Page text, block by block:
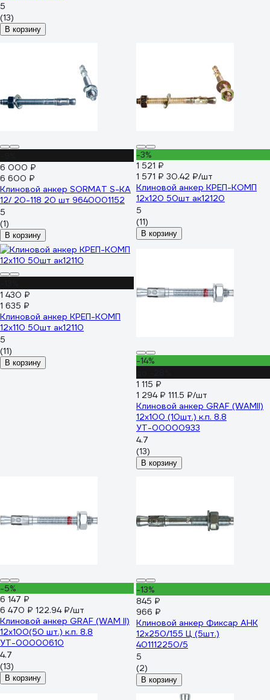
5
(13)
В корзину
6 000 ₽
6 600 ₽
Клиновой анкер SORMAT S-KA
12/ 20-118 20 шт 9640001152
5
(1)
В корзину
-3%
1 521 ₽
1 571 ₽ 30.42 ₽/шт
Клиновой анкер КРЕП-КОМП
12х120 50шт ак12120
5
(11)
В корзину
1 430 ₽
1 635 ₽
Клиновой анкер КРЕП-КОМП
12х110 50шт ак12110
5
(11)
В корзину
-14%
1 115 ₽
1 294 ₽ 111.5 ₽/шт
Клиновой анкер GRAF (WAMII)
12x100 (10шт.) к.п. 8.8
УТ-00000933
4.7
(13)
В корзину
-5%
6 147 ₽
6 470 ₽ 122.94 ₽/шт
Клиновой анкер GRAF (WAM II)
12x100(50 шт.) к.п. 8.8
УТ-00000610
4.7
(13)
В корзину
-13%
845 ₽
966 ₽
Клиновой анкер Фиксар АНК
12x250/155 Ц (5шт.)
401112250/5
5
(2)
В корзину